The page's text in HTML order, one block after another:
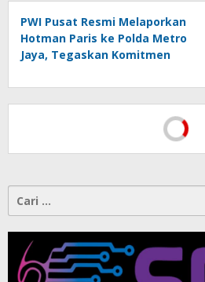
PWI Pusat Resmi Melaporkan
Hotman Paris ke Polda Metro
Jaya, Tegaskan Komitmen
Cari